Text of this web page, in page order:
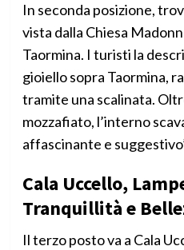
In seconda posizione,
vista dalla Chiesa
Taormina. I turisti la
gioiello sopra Taormina,
tramite una scalinata.
mozzafiato, l’interno
affascinante e
Cala Uccello,
Tranquillità e
Il terzo posto va a Cala